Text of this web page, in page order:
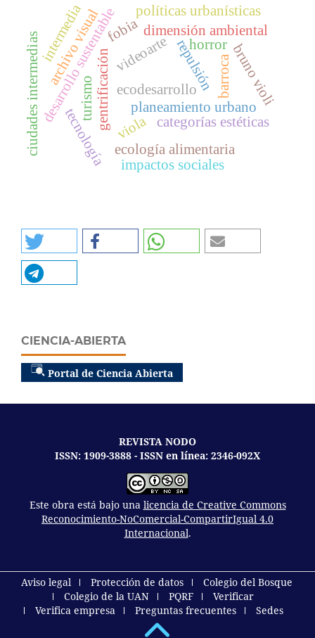
gentrificación ecodesarrollorepulsión
horror
planeamiento urbano
desarrollo sustentable
ciudades intermedias
dimensión ambiental
categorías estéticas
viola
videoarte barrocabruno violi
fobia
tecnología ecología alimentaria
políticas urbanísticas
impactos sociales
archivo visual
turismo
intermedia
CIENCIA-ABIERTA
Portal de Ciencia Abierta
REVISTA NODO
ISSN: 1909-3888 - ISSN en línea: 2346-092X
Este obra está bajo una licencia de Creative Commons
Reconocimiento-NoComercial-CompartirIgual 4.0
Internacional.
Aviso legal Protección de datos
Colegio del Bosque
Colegio de la UAN
PQRF
Verificar
Verifica empresa
Preguntas frecuentes Sedes